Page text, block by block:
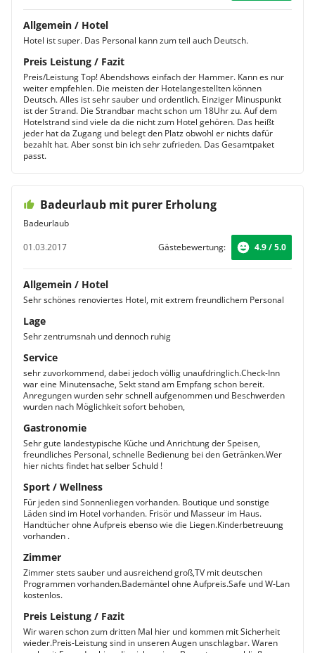
Allgemein / Hotel
Hotel ist super. Das Personal kann zum teil auch Deutsch.
Preis Leistung / Fazit
Preis/Leistung Top! Abendshows einfach der Hammer. Kann es nur
weiter empfehlen. Die meisten der Hotelangestellten können
Deutsch. Alles ist sehr sauber und ordentlich. Einziger Minuspunkt
ist der Strand. Die Strandbar macht schon um 18Uhr zu. Auf dem
Hotelstrand sind viele da die nicht zum Hotel gehören. Das heißt
jeder hat da Zugang und belegt den Platz obwohl er nichts dafür
bezahlt hat. Aber sonst bin ich sehr zufrieden. Das Gesamtpaket
passt.
Badeurlaub mit purer Erholung
Badeurlaub
01.03.2017
Gästebewertung: 4.9 / 5.0
Allgemein / Hotel
Sehr schönes renoviertes Hotel, mit extrem freundlichem Personal
Lage
Sehr zentrumsnah und dennoch ruhig
Service
sehr zuvorkommend, dabei jedoch völlig unaufdringlich.Check-Inn
war eine Minutensache, Sekt stand am Empfang schon bereit.
Anregungen wurden sehr schnell aufgenommen und Beschwerden
wurden nach Möglichkeit sofort behoben,
Gastronomie
Sehr gute landestypische Küche und Anrichtung der Speisen,
freundliches Personal, schnelle Bedienung bei den Getränken.Wer
hier nichts findet hat selber Schuld !
Sport / Wellness
Für jeden sind Sonnenliegen vorhanden. Boutique und sonstige
Läden sind im Hotel vorhanden. Frisör und Masseur im Haus.
Handtücher ohne Aufpreis ebenso wie die Liegen.Kinderbetreuung
vorhanden .
Zimmer
Zimmer stets sauber und ausreichend groß,TV mit deutschen
Programmen vorhanden.Bademäntel ohne Aufpreis.Safe und W-Lan
kostenlos.
Preis Leistung / Fazit
Wir waren schon zum dritten Mal hier und kommen mit Sicherheit
wieder.Preis-Leistung sind in unseren Augen unschlagbar. Waren